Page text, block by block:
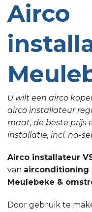
Airco
U wilt een airco
airco installateur
maat, de beste prijs
installatie, incl. na-
Airco installateur
van airconditioning
Meulebeke &
Door gebruik te